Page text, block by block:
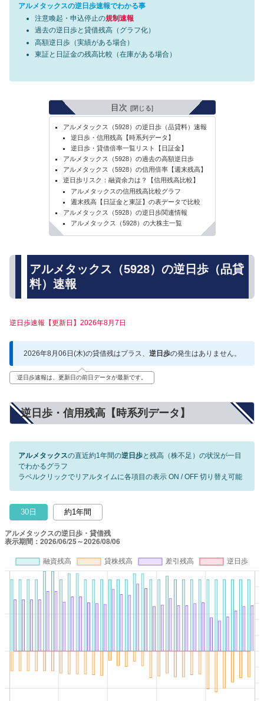
アルメタックスの逆日歩速報でわかる事
注意喚起・申込停止の規制速報
過去の逆日歩と貸借残高（グラフ化）
高額逆日歩（実績がある場合）
東証と日証金の残高比較（在庫がある場合）
目次
アルメタックス（5928）の逆日歩（品貸料）速報
逆日歩・信用残高【時系列データ】
逆日歩・貸借倍率一覧リスト【日証金】
アルメタックス（5928）の過去の高額逆日歩
アルメタックス（5928）の信用倍率【週末残高】
逆日歩リスク：融資余力は？【信用残高比較】
アルメタックスの信用残高比較グラフ
週末残高【日証金と東証】の表データで比較
アルメタックス（5928）の逆日歩関連情報
アルメタックス（5928）の大株主一覧
アルメタックス（5928）の逆日歩（品貸
料）速報
逆日歩速報【更新日】2026年8月7日
2026年8月06日(木)の貸借残はプラス、 逆日歩の発生はありません。
逆日歩速報は、更新日の前日データが最新です。
逆日歩・信用残高【時系列データ】
アルメタックスの直近約1年間の逆日歩と残高（株不足）の状況が一目
でわかるグラフ
ラベルクリックでリアルタイムに各項目の表示 ON / OFF 切り替え可能
30日 約1年間